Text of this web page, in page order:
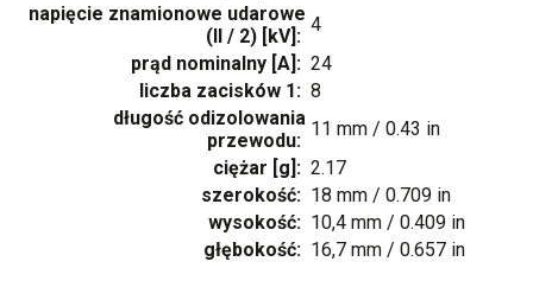
napięcie znamionowe udarowe
(II / 2) [kV]:
4
prąd nominalny [A]: 24
liczba zacisków 1: 8
długość odizolowania
przewodu:
11 mm / 0.43 in
ciężar [g]: 2.17
szerokość: 18 mm / 0.709 in
wysokość: 10,4 mm / 0.409 in
głębokość: 16,7 mm / 0.657 in